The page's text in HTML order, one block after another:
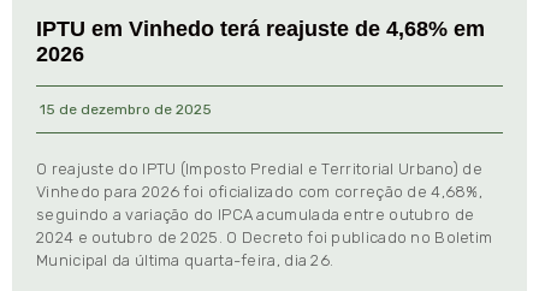
IPTU em Vinhedo terá reajuste de 4,68% em
2026
15 de dezembro de 2025
O reajuste do IPTU (Imposto Predial e Territorial Urbano) de
Vinhedo para 2026 foi oficializado com correção de 4,68%,
seguindo a variação do IPCA acumulada entre outubro de
2024 e outubro de 2025. O Decreto foi publicado no Boletim
Municipal da última quarta-feira, dia 26.